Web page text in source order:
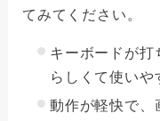
てみてください。
キーボードが
らしくて使いや
動作が軽快で、